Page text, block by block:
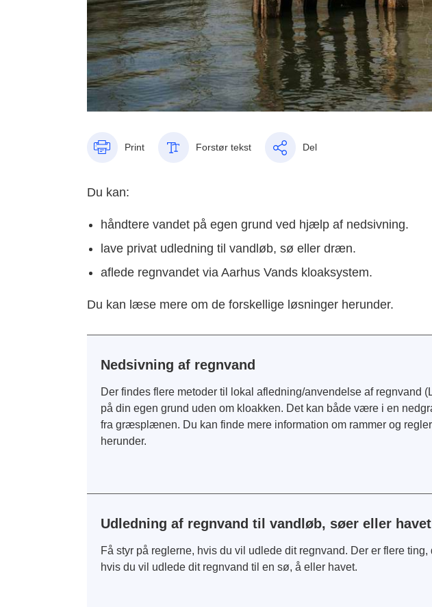
Print Forstør tekst Del
Du kan:
håndtere vandet på egen grund ved hjælp af nedsivning.
lave privat udledning til vandløb, sø eller dræn.
aflede regnvandet via Aarhus Vands kloaksystem.
Du kan læse mere om de forskellige løsninger herunder.
Nedsivning af regnvand
Der findes flere metoder til lokal afledning/anvendelse af regnvand
på din egen grund uden om kloakken. Det kan både være i en
fra græsplænen. Du kan finde mere information om rammer og
herunder.
Udledning af regnvand til vandløb, søer eller havet
Få styr på reglerne, hvis du vil udlede dit regnvand. Der er flere
hvis du vil udlede dit regnvand til en sø, å eller havet.